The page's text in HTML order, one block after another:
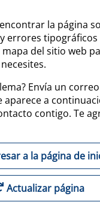
la página
errores tipográficos
del sitio web
Envía un
aparece a
contigo. Te
a la página de
Actualizar página